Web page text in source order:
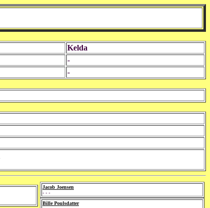
Kelda
-
-
Jacob Joensen
- - -
Bille Poulsdatter